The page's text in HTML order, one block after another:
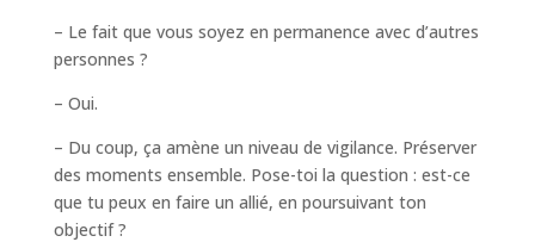
– Le fait que vous soyez en permanence avec d’autres
personnes ?
– Oui.
– Du coup, ça amène un niveau de vigilance. Préserver
des moments ensemble. Pose-toi la question : est-ce
que tu peux en faire un allié, en poursuivant ton
objectif ?